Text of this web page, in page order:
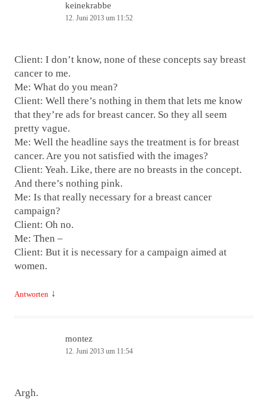
keinekrabbe
12. Juni 2013 um 11:52
Client: I don’t know, none of these concepts say breast
cancer to me.
Me: What do you mean?
Client: Well there’s nothing in them that lets me know
that they’re ads for breast cancer. So they all seem
pretty vague.
Me: Well the headline says the treatment is for breast
cancer. Are you not satisfied with the images?
Client: Yeah. Like, there are no breasts in the concept.
And there’s nothing pink.
Me: Is that really necessary for a breast cancer
campaign?
Client: Oh no.
Me: Then –
Client: But it is necessary for a campaign aimed at
women.
Antworten ↓
montez
12. Juni 2013 um 11:54
Argh.